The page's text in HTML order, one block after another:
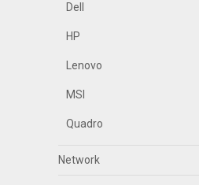
Dell
HP
Lenovo
MSI
Quadro
Network